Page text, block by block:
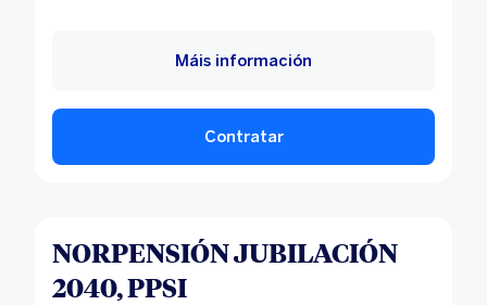
Máis información
Contratar
NORPENSIÓN JUBILACIÓN
2040, PPSI